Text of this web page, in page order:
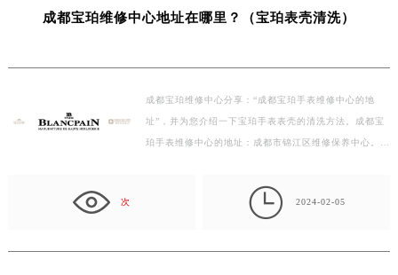
成都宝珀维修中心地址在哪里？（宝珀表壳清洗）
成都宝珀维修中心分享：“成都宝珀手表维修中心的地
址”，并为您介绍一下宝珀手表表壳的清洗方法。成都宝
珀手表维修中心的地址：成都市锦江区维修保养中心。
次  2024-02-05